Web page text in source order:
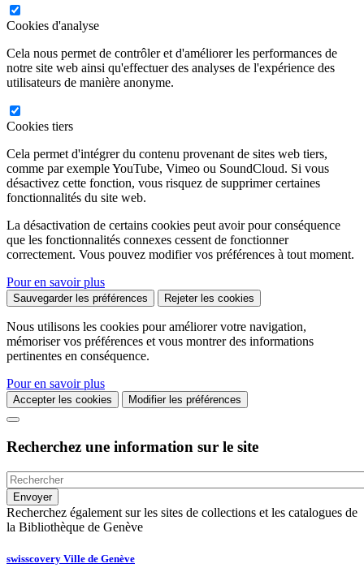
Cookies d'analyse
Cela nous permet de contrôler et d'améliorer les performances de
notre site web ainsi qu'effectuer des analyses de l'expérience des
utilisateurs de manière anonyme.
Cookies tiers
Cela permet d'intégrer du contenu provenant de sites web tiers,
comme par exemple YouTube, Vimeo ou SoundCloud. Si vous
désactivez cette fonction, vous risquez de supprimer certaines
fonctionnalités du site web.
La désactivation de certains cookies peut avoir pour conséquence
que les fonctionnalités connexes cessent de fonctionner
correctement. Vous pouvez modifier vos préférences à tout moment.
Pour en savoir plus
Sauvegarder les préférences Rejeter les cookies
Nous utilisons les cookies pour améliorer votre navigation,
mémoriser vos préférences et vous montrer des informations
pertinentes en conséquence.
Pour en savoir plus
Accepter les cookies Modifier les préférences
Recherchez une information sur le site
Recherchez également sur les sites de collections et les catalogues de
la Bibliothèque de Genève
swisscovery Ville de Genève